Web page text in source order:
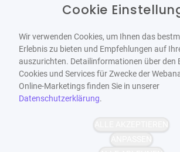
Impressum
Datenschutzbestimmungen
Widerrufsbelehrung
Barrierefrei Bereitgestellt
Cookie
Wir verwenden Cookies, um Ihnen das
Erlebnis zu bieten und Empfehlungen auf
auszurichten. Detailinformationen über den
Cookies und Services für Zwecke der
Online-Marketings finden Sie in unserer
Datenschutzerklärung.
ALLE AKZEPTIEREN
ANPASSEN